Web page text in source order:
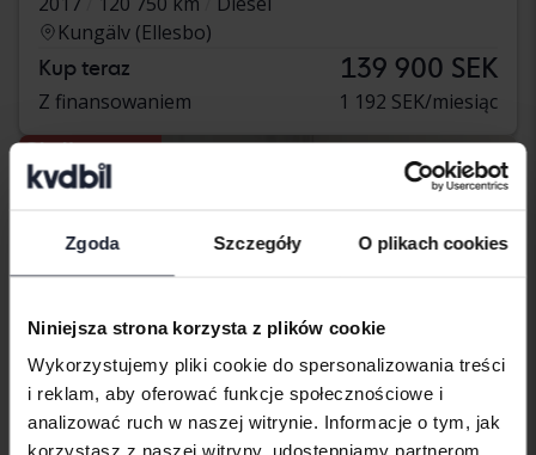
Zgoda Szczegóły O plikach cookies
Niniejsza strona korzysta z plików cookie
Wykorzystujemy pliki cookie do spersonalizowania treści
i reklam, aby oferować funkcje społecznościowe i
analizować ruch w naszej witrynie. Informacje o tym, jak
korzystasz z naszej witryny, udostępniamy partnerom
Kungälv (Ellesbo)
Kup teraz 139 900 SEK
Z finansowaniem 1 192 SEK/miesiąc
Obniżona cena